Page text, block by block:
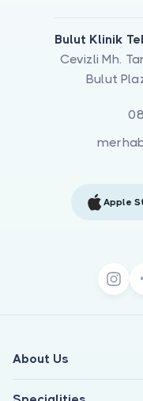
Bulut Klinik
Cevizli Mh.
Bulut
Apple
About Us